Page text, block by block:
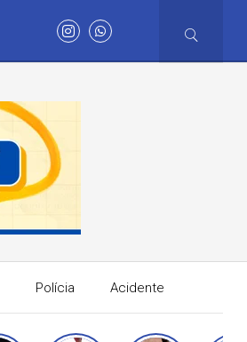
Polícia Acidente